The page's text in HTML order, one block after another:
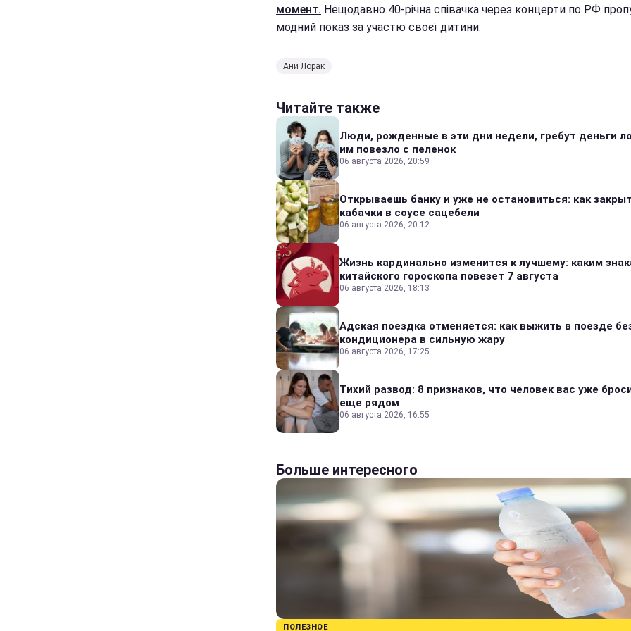
момент. Нещодавно 40-річна співачка через концерти по РФ
модний показ за участю своєї дитини.
Ани Лорак
Читайте также
Люди, рожденные в эти дни недели, гребут деньги
им повезло с пеленок
06 августа 2026, 20:59
Открываешь банку и уже не остановиться: как
кабачки в соусе сацебели
06 августа 2026, 20:12
Жизнь кардинально изменится к лучшему: каким
китайского гороскопа повезет 7 августа
06 августа 2026, 18:13
Адская поездка отменяется: как выжить в поезде
кондиционера в сильную жару
06 августа 2026, 17:25
Тихий развод: 8 признаков, что человек вас уже
еще рядом
06 августа 2026, 16:55
Больше интересного
ПОЛЕЗНОЕ